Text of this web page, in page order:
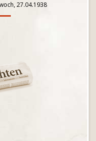
27.04.1938